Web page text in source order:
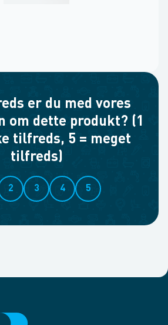
er du med vores
om dette produkt? (1
tilfreds, 5 = meget
tilfreds)
2 3 4 5